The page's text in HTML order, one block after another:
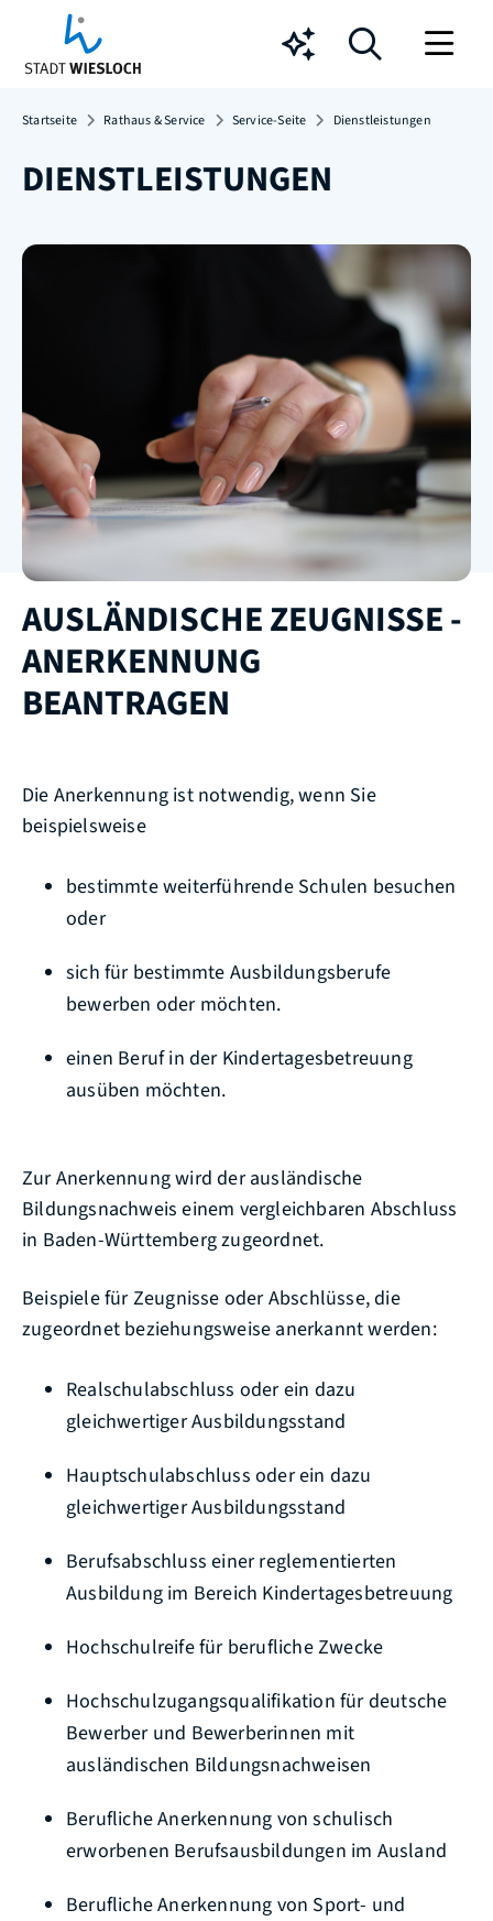
Chatbot
Startseite Rathaus & Service Service-Seite Dienstleistungen
DIENSTLEISTUNGEN
AUSLÄNDISCHE ZEUGNISSE -
ANERKENNUNG
BEANTRAGEN
Die Anerkennung ist notwendig, wenn Sie
beispielsweise
bestimmte weiterführende Schulen besuchen
oder
sich für bestimmte Ausbildungsberufe
bewerben oder möchten.
einen Beruf in der Kindertagesbetreuung
ausüben möchten.
Zur Anerkennung wird der ausländische
Bildungsnachweis einem vergleichbaren Abschluss
in Baden-Württemberg zugeordnet.
Beispiele für Zeugnisse oder Abschlüsse, die
zugeordnet beziehungsweise anerkannt werden:
Realschulabschluss oder ein dazu
gleichwertiger Ausbildungsstand
Hauptschulabschluss oder ein dazu
gleichwertiger Ausbildungsstand
Berufsabschluss einer reglementierten
Ausbildung im Bereich Kindertagesbetreuung
Hochschulreife für berufliche Zwecke
Hochschulzugangsqualifikation für deutsche
Bewerber und Bewerberinnen mit
ausländischen Bildungsnachweisen
Berufliche Anerkennung von schulisch
erworbenen Berufsausbildungen im Ausland
Berufliche Anerkennung von Sport- und